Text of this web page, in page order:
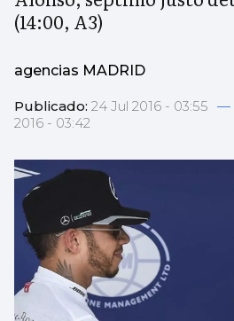
(14:00, A3)
agencias MADRID
Publicado: 24 Jul 2016 - 03:55 —
2016 - 03:42